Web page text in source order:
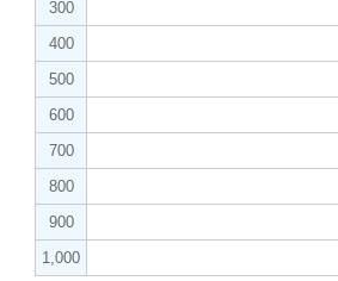
300
400
500
600
700
800
900
1,000